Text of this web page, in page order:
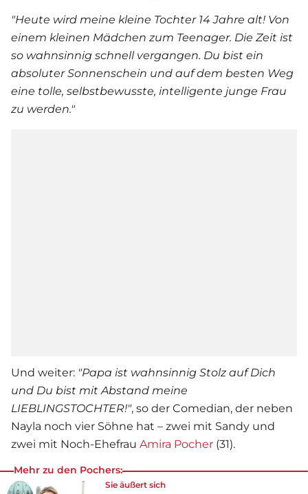
"Heute wird meine kleine Tochter 14 Jahre alt! Von
einem kleinen Mädchen zum Teenager. Die Zeit ist
so wahnsinnig schnell vergangen. Du bist ein
absoluter Sonnenschein und auf dem besten Weg
eine tolle, selbstbewusste, intelligente junge Frau
zu werden."
Und weiter: "Papa ist wahnsinnig Stolz auf Dich
und Du bist mit Abstand meine
LIEBLINGSTOCHTER!", so der Comedian, der neben
Nayla noch vier Söhne hat – zwei mit Sandy und
zwei mit Noch-Ehefrau Amira Pocher (31).
Mehr zu den Pochers:
Sie äußert sich